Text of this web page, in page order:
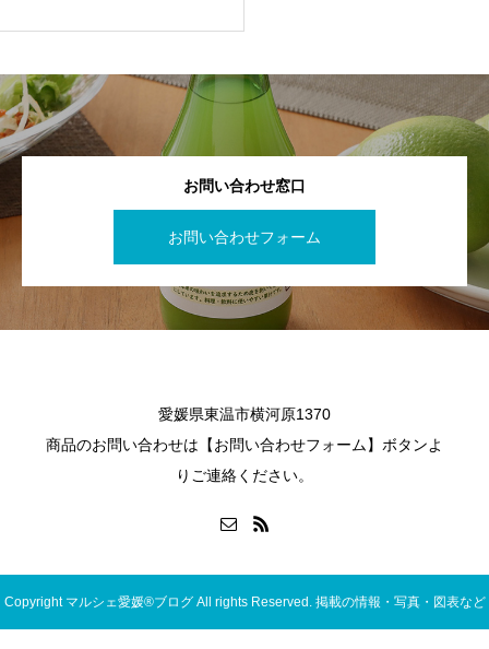
お問い合わせ窓口
お問い合わせフォーム
愛媛県東温市横河原1370
商品のお問い合わせは【お問い合わせフォーム】ボタンよ
りご連絡ください。
Copyright マルシェ愛媛®ブログ All rights Reserved. 掲載の情報・写真・図表など